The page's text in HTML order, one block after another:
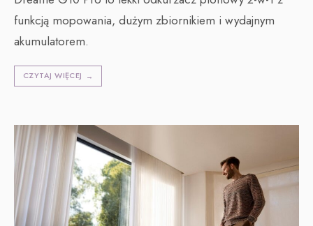
funkcją mopowania, dużym zbiornikiem i wydajnym
akumulatorem.
CZYTAJ WIĘCEJ →